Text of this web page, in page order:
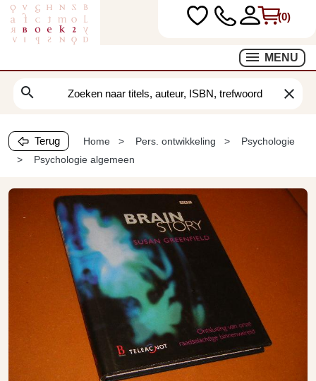
(0)
MENU
search clear
Terug Home Pers. ontwikkeling
Psychologie
Psychologie algemeen